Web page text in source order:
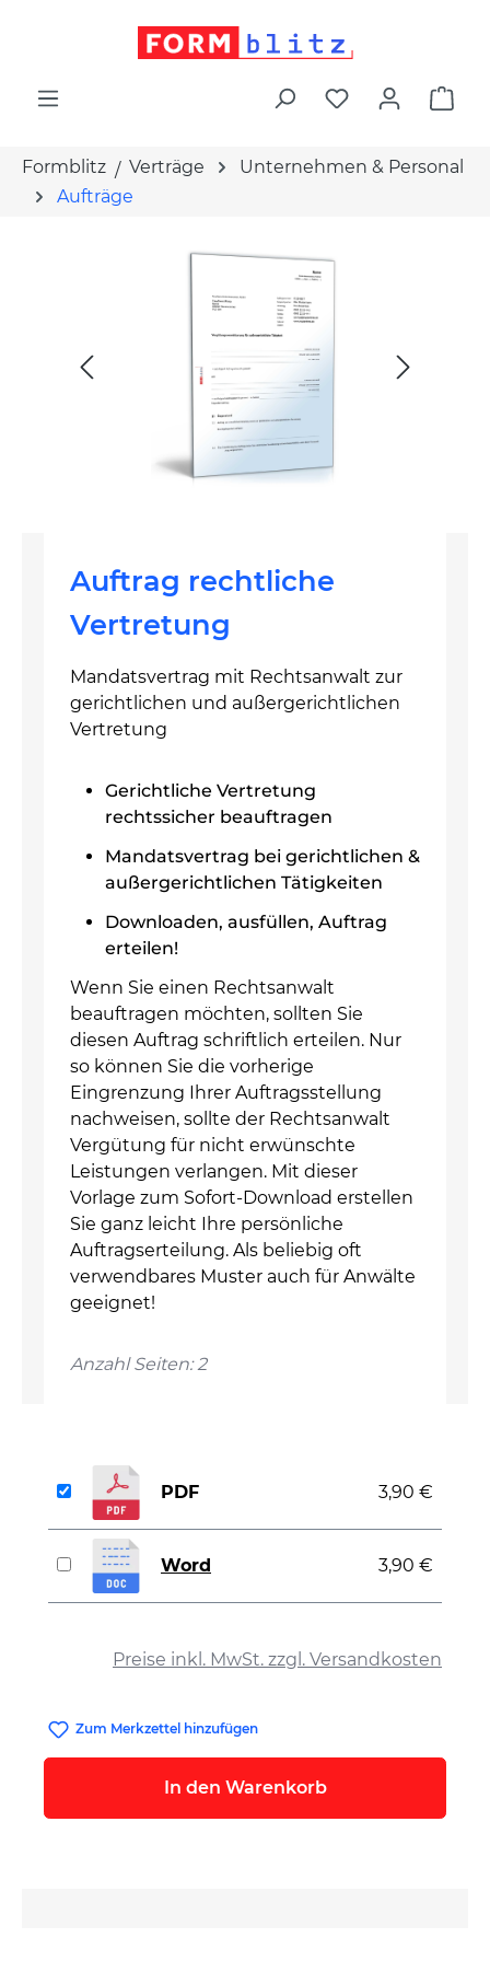
Formblitz Verträge
Unternehmen & Personal
Aufträge
Auftrag rechtliche
Vertretung
Mandatsvertrag mit Rechtsanwalt zur
gerichtlichen und außergerichtlichen
Vertretung
Gerichtliche Vertretung
rechtssicher beauftragen
Mandatsvertrag bei gerichtlichen &
außergerichtlichen Tätigkeiten
Downloaden, ausfüllen, Auftrag
erteilen!
Wenn Sie einen Rechtsanwalt
beauftragen möchten, sollten Sie
diesen Auftrag schriftlich erteilen. Nur
so können Sie die vorherige
Eingrenzung Ihrer Auftragsstellung
nachweisen, sollte der Rechtsanwalt
Vergütung für nicht erwünschte
Leistungen verlangen. Mit dieser
Vorlage zum Sofort-Download erstellen
Sie ganz leicht Ihre persönliche
Auftragserteilung. Als beliebig oft
verwendbares Muster auch für Anwälte
geeignet!
Anzahl Seiten: 2
Preise inkl. MwSt. zzgl. Versandkosten
PDF 3,90 €
Word 3,90 €
Zum Merkzettel hinzufügen
In den Warenkorb